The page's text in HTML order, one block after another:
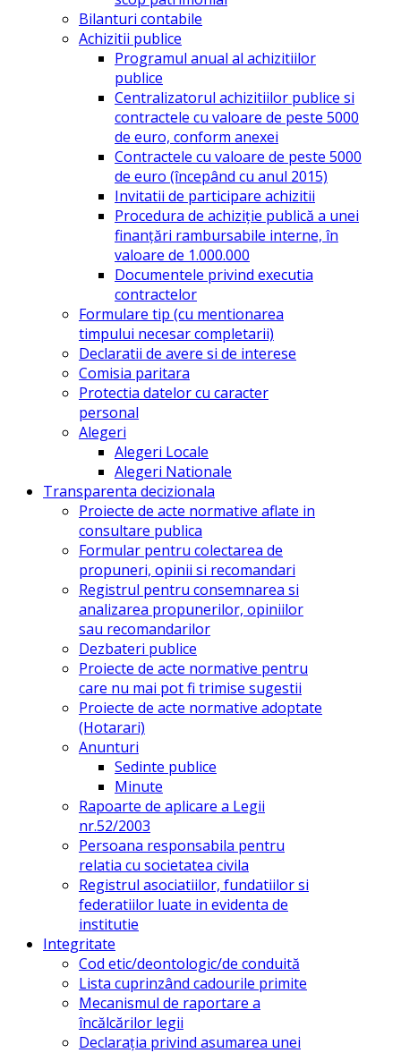
Bilanturi contabile
Achizitii publice
Programul anual al achizitiilor
publice
Centralizatorul achizitiilor publice si
contractele cu valoare de peste 5000
de euro, conform anexei
Contractele cu valoare de peste 5000
de euro (începând cu anul 2015)
Invitatii de participare achizitii
Procedura de achiziție publică a unei
finanțări rambursabile interne, în
valoare de 1.000.000
Documentele privind executia
contractelor
Formulare tip (cu mentionarea
timpului necesar completarii)
Declaratii de avere si de interese
Comisia paritara
Protectia datelor cu caracter
personal
Alegeri
Alegeri Locale
Alegeri Nationale
Transparenta decizionala
Proiecte de acte normative aflate in
consultare publica
Formular pentru colectarea de
propuneri, opinii si recomandari
Registrul pentru consemnarea si
analizarea propunerilor, opiniilor
sau recomandarilor
Dezbateri publice
Proiecte de acte normative pentru
care nu mai pot fi trimise sugestii
Proiecte de acte normative adoptate
(Hotarari)
Anunturi
Sedinte publice
Minute
Rapoarte de aplicare a Legii
nr.52/2003
Persoana responsabila pentru
relatia cu societatea civila
Registrul asociatiilor, fundatiilor si
federatiilor luate in evidenta de
institutie
Integritate
Cod etic/deontologic/de conduită
Lista cuprinzând cadourile primite
Mecanismul de raportare a
încălcărilor legii
Declarația privind asumarea unei